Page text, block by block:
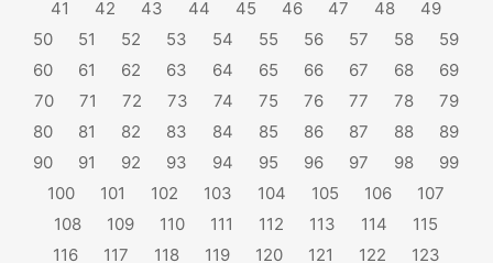
41
42 43 44 45 46 47 48
49
50
51 52 53 54 55 56 57 58
59
60
61 62 63 64 65 66 67 68
69
70
71 72 73 74 75 76 77 78
79
80
81 82 83 84 85 86 87 88
89
90
91 92 93 94 95 96 97 98
99
100
101 102 103 104 105 106
107
108
109 110 111 112 113 114
115
116
117 118 119 120 121 122
123